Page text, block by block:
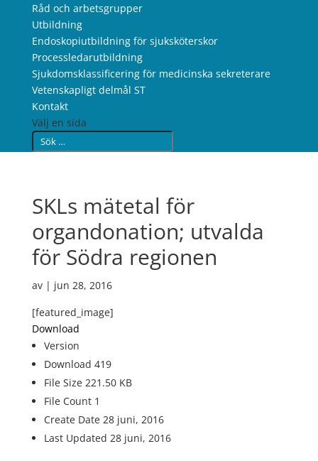
Råd och arbetsgrupper
Utbildning
Endoskopiutbildning för sjuksköterskor
Processledarutbildning
Sjukdomsklassificering för medicinska sekreterare
Vetenskapligt delmål ST
Kontakt
Välj en sida
SKLs mätetal för
organdonation; utvalda
för Södra regionen
av | jun 28, 2016
[featured_image]
Download
Version
Download 419
File Size 221.50 KB
File Count 1
Create Date 28 juni, 2016
Last Updated 28 juni, 2016